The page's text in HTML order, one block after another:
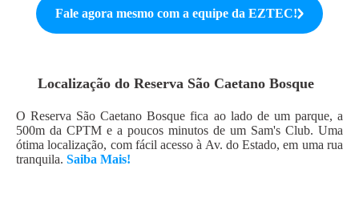
Fale agora mesmo com a equipe da EZTEC!
Localização do Reserva São Caetano Bosque
O Reserva São Caetano Bosque fica ao lado de um parque, a
500m da CPTM e a poucos minutos de um Sam's Club. Uma
ótima localização, com fácil acesso à Av. do Estado, em uma rua
tranquila. Saiba Mais!